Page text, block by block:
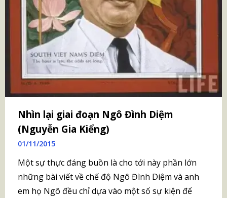
Nhìn lại giai đoạn Ngô Đình Diệm
(Nguyễn Gia Kiểng)
01/11/2015
Một sự thực đáng buồn là cho tới này phần lớn
những bài viết về chế độ Ngô Đình Diệm và anh
em họ Ngô đều chỉ dựa vào một số sự kiện để